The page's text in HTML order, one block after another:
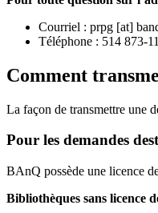
Courriel : prpg [at]
Téléphone : 514 873-
Comment
La façon de transmettre une
Pour les demandes
BAnQ possède une licence
Bibliothèques sans licence